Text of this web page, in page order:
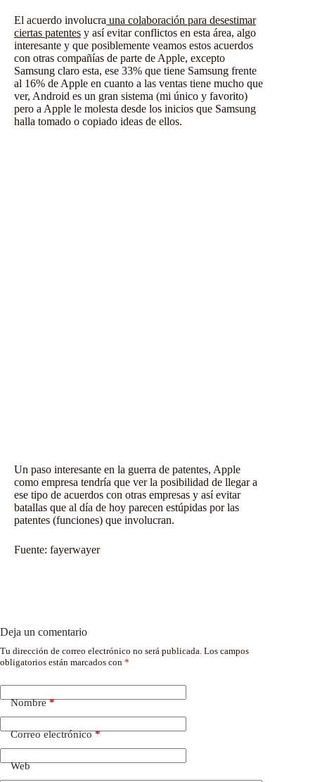
El acuerdo involucra una colaboración para desestimar
ciertas patentes y así evitar conflictos en esta área, algo
interesante y que posiblemente veamos estos acuerdos
con otras compañías de parte de Apple, excepto
Samsung claro esta, ese 33% que tiene Samsung frente
al 16% de Apple en cuanto a las ventas tiene mucho que
ver, Android es un gran sistema (mi único y favorito)
pero a Apple le molesta desde los inicios que Samsung
halla tomado o copiado ideas de ellos.
Un paso interesante en la guerra de patentes, Apple
como empresa tendría que ver la posibilidad de llegar a
ese tipo de acuerdos con otras empresas y así evitar
batallas que al día de hoy parecen estúpidas por las
patentes (funciones) que involucran.
Fuente: fayerwayer
Deja un comentario
Tu dirección de correo electrónico no será publicada. Los campos
obligatorios están marcados con *
Nombre*
Correo electrónico*
Web